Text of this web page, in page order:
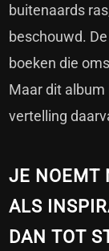
buitenaards
beschouwd.
boeken die
Maar dit album
vertelling
JE NOEMT
ALS
DAN TOT